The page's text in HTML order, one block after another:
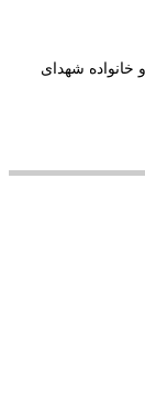
کاشان و خانواده شهدای